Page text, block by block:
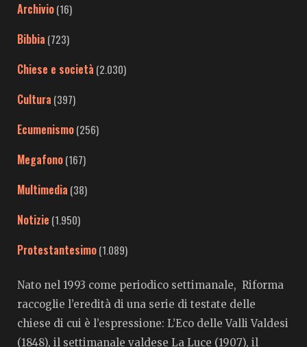
Archivio(16)
Bibbia (723)
Chiese e società (2.030)
Cultura (397)
Ecumenismo(256)
Megafono(167)
Multimedia (38)
Notizie (1.950)
Protestantesimo(1.089)
Nato nel 1993 come periodico settimanale, Riforma
raccoglie l’eredità di una serie di testate delle
chiese di cui è l’espressione: L’Eco delle Valli Valdesi
(1848), il settimanale valdese La Luce (1907), il